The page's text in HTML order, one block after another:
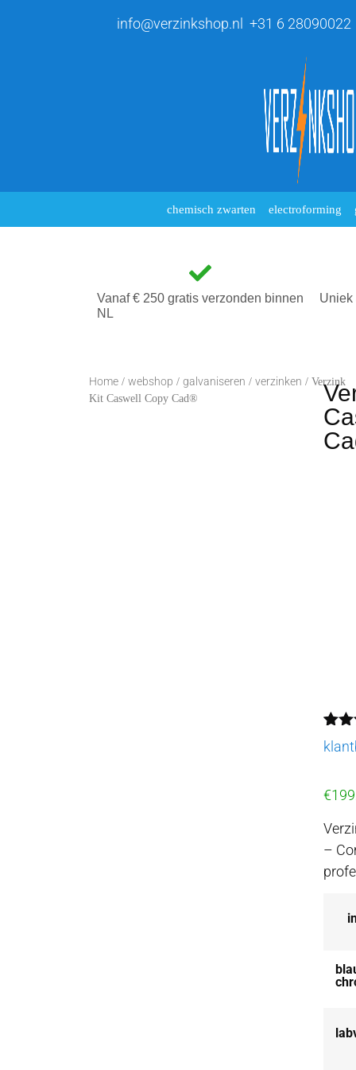
info@verzinkshop.nl +31 6 28090022
chemisch zwarten electroforming
Vanaf € 250 gratis verzonden binnen
NL
Uniek
Home / webshop / galvaniseren / verzinken / Verzink
Kit Caswell Copy Cad®
5.00
2
€
–